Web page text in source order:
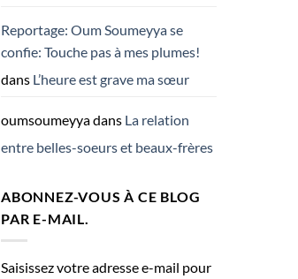
Reportage: Oum Soumeyya se
confie: Touche pas à mes plumes!
dans L’heure est grave ma sœur
oumsoumeyyadans La relation
entre belles-soeurs et beaux-frères
ABONNEZ-VOUS À CE BLOG
PAR E-MAIL.
Saisissez votre adresse e-mail pour